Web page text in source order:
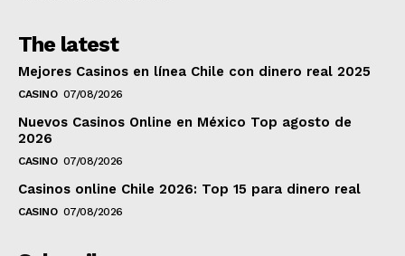
The latest
Mejores Casinos en línea Chile con dinero real 2025
CASINO 07/08/2026
Nuevos Casinos Online en México Top agosto de
2026
CASINO 07/08/2026
Casinos online Chile 2026: Top 15 para dinero real
CASINO 07/08/2026